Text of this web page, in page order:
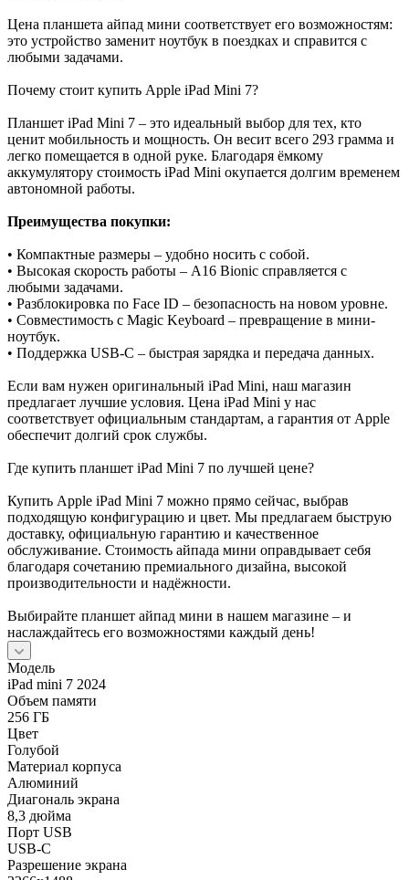
Цена планшета айпад мини соответствует его возможностям:
это устройство заменит ноутбук в поездках и справится с
любыми задачами.
Почему стоит купить Apple iPad Mini 7?
Планшет iPad Mini 7 – это идеальный выбор для тех, кто
ценит мобильность и мощность. Он весит всего 293 грамма и
легко помещается в одной руке. Благодаря ёмкому
аккумулятору стоимость iPad Mini окупается долгим временем
автономной работы.
Преимущества покупки:
• Компактные размеры – удобно носить с собой.
• Высокая скорость работы – A16 Bionic справляется с
любыми задачами.
• Разблокировка по Face ID – безопасность на новом уровне.
• Совместимость с Magic Keyboard – превращение в мини-
ноутбук.
• Поддержка USB-C – быстрая зарядка и передача данных.
Если вам нужен оригинальный iPad Mini, наш магазин
предлагает лучшие условия. Цена iPad Mini у нас
соответствует официальным стандартам, а гарантия от Apple
обеспечит долгий срок службы.
Где купить планшет iPad Mini 7 по лучшей цене?
Купить Apple iPad Mini 7 можно прямо сейчас, выбрав
подходящую конфигурацию и цвет. Мы предлагаем быструю
доставку, официальную гарантию и качественное
обслуживание. Стоимость айпада мини оправдывает себя
благодаря сочетанию премиального дизайна, высокой
производительности и надёжности.
Выбирайте планшет айпад мини в нашем магазине – и
наслаждайтесь его возможностями каждый день!
Модель
iPad mini 7 2024
Объем памяти
256 ГБ
Цвет
Голубой
Материал корпуса
Алюминий
Диагональ экрана
8,3 дюйма
Порт USB
USB-C
Разрешение экрана